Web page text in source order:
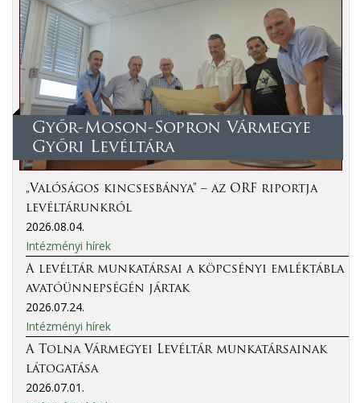
Győr-Moson-Sopron Vármegye
Győri Levéltára
„Valóságos kincsesbánya” – az ORF riportja
levéltárunkról
2026.08.04.
Intézményi hírek
A levéltár munkatársai a köpcsényi emléktábla
avatóünnepségén jártak
2026.07.24.
Intézményi hírek
A Tolna Vármegyei Levéltár munkatársainak
látogatása
2026.07.01.